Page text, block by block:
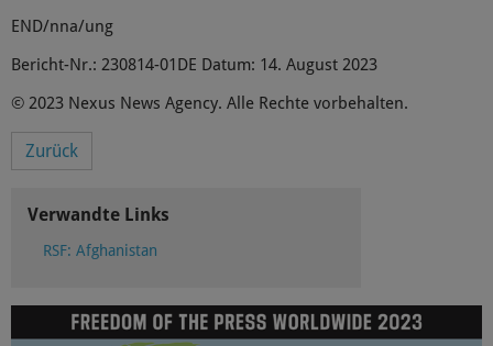
END/nna/ung
Bericht-Nr.: 230814-01DE Datum: 14. August 2023
© 2023 Nexus News Agency. Alle Rechte vorbehalten.
Zurück
Verwandte Links
RSF: Afghanistan